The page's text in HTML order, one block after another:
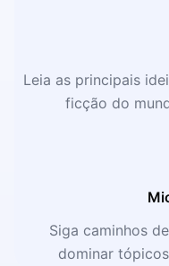
Leia as principais
ficção do
Siga caminhos
dominar